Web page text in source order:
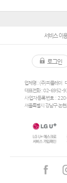
서비스 이
로그인
업체명 : (주)피플레이
대표전화 :02-6952-
사업자등록번호 :
서울특별시 강남구 논